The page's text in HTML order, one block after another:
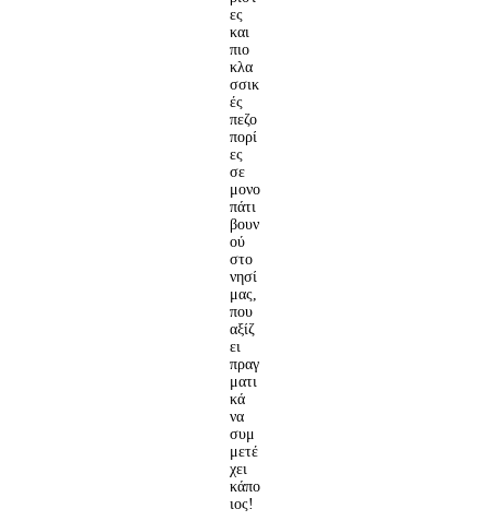
ες
και
πιο
κλα
σσικ
ές
πεζο
πορί
ες
σε
μονο
πάτι
βουν
ού
στο
νησί
μας,
που
αξίζ
ει
πραγ
ματι
κά
να
συμ
μετέ
χει
κάπο
ιος!